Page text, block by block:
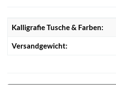
Kalligrafie Tusche & Farben:
Versandgewicht: